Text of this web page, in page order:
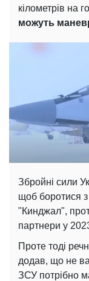
кілометрів на
можуть
Збройні сили
щоб боротися з
"Кинджал",
партнери у
Проте тоді
додав, що не
ЗСУ потрібно